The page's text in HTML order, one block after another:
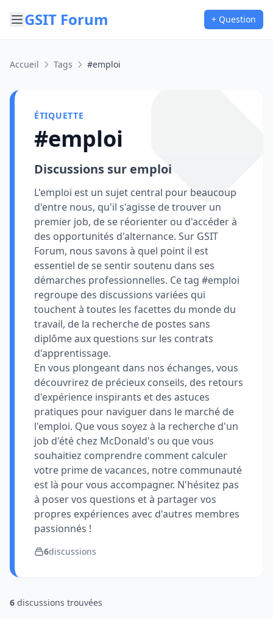
GSIT Forum + Question
Accueil Tags #emploi
ÉTIQUETTE
#emploi
Discussions sur emploi
L'emploi est un sujet central pour beaucoup
d'entre nous, qu'il s'agisse de trouver un
premier job, de se réorienter ou d'accéder à
des opportunités d'alternance. Sur GSIT
Forum, nous savons à quel point il est
essentiel de se sentir soutenu dans ses
démarches professionnelles. Ce tag #emploi
regroupe des discussions variées qui
touchent à toutes les facettes du monde du
travail, de la recherche de postes sans
diplôme aux questions sur les contrats
d'apprentissage.
En vous plongeant dans nos échanges, vous
découvrirez de précieux conseils, des retours
d'expérience inspirants et des astuces
pratiques pour naviguer dans le marché de
l'emploi. Que vous soyez à la recherche d'un
job d'été chez McDonald's ou que vous
souhaitiez comprendre comment calculer
votre prime de vacances, notre communauté
est là pour vous accompagner. N'hésitez pas
à poser vos questions et à partager vos
propres expériences avec d'autres membres
passionnés !
6discussions
6 discussions trouvées